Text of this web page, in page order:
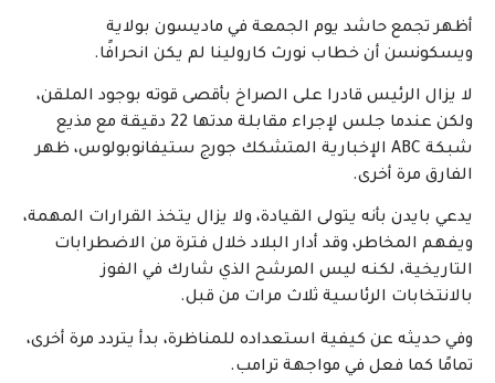
أظهر تجمع حاشد يوم الجمعة في ماديسون بولاية
ويسكونسن أن خطاب نورث كارولينا لم يكن انحرافًا.
لا يزال الرئيس قادرا على الصراخ بأقصى قوته بوجود الملقن،
ولكن عندما جلس لإجراء مقابلة مدتها 22 دقيقة مع مذيع
شبكة ABC الإخبارية المتشكك جورج ستيفانوبولوس، ظهر
الفارق مرة أخرى.
يدعي بايدن بأنه يتولى القيادة، ولا يزال يتخذ القرارات المهمة،
ويفهم المخاطر، وقد أدار البلاد خلال فترة من الاضطرابات
التاريخية، لكنه ليس المرشح الذي شارك في الفوز
بالانتخابات الرئاسية ثلاث مرات من قبل.
وفي حديثه عن كيفية استعداده للمناظرة، بدأ يتردد مرة أخرى،
تمامًا كما فعل في مواجهة ترامب.